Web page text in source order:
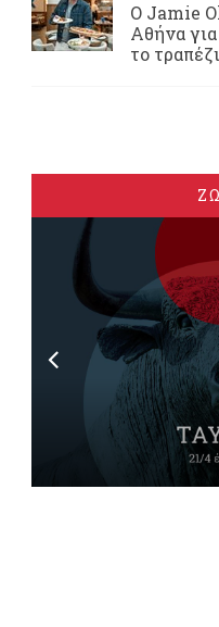
Ο Jamie
Αθήνα
το τραπέζι